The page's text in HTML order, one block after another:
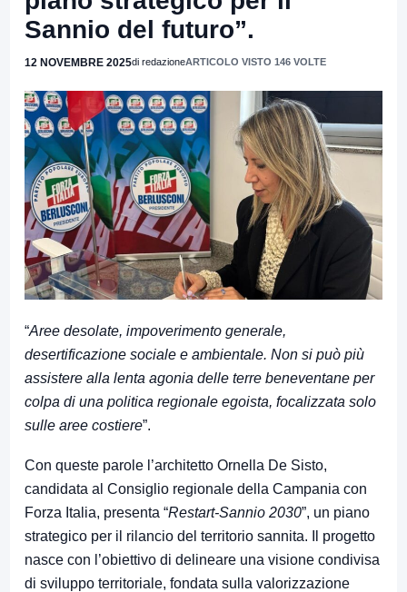
Sannio del futuro”.
12 NOVEMBRE 2025di redazioneARTICOLO VISTO 146 VOLTE
“Aree desolate, impoverimento generale,
desertificazione sociale e ambientale. Non si può più
assistere alla lenta agonia delle terre beneventane per
colpa di una politica regionale egoista, focalizzata solo
sulle aree costiere”.
Con queste parole l’architetto Ornella De Sisto,
candidata al Consiglio regionale della Campania con
Forza Italia, presenta “Restart-Sannio 2030”, un piano
strategico per il rilancio del territorio sannita. Il progetto
nasce con l’obiettivo di delineare una visione condivisa
di sviluppo territoriale, fondata sulla valorizzazione